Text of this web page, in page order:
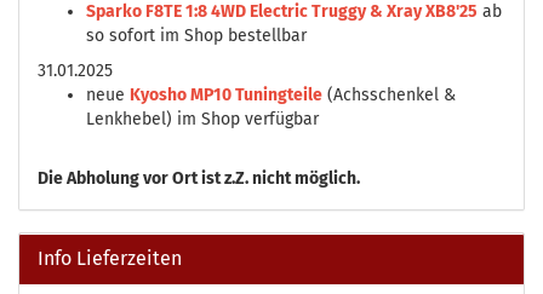
Sparko F8TE 1:8 4WD Electric Truggy & Xray XB8'25 ab
so sofort im Shop bestellbar
31.01.2025
neue Kyosho MP10 Tuningteile (Achsschenkel &
Lenkhebel) im Shop verfügbar
DieAbholung vor Ort ist z.Z. nicht möglich.
Info Lieferzeiten